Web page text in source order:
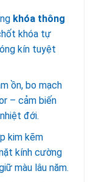
khóa thông
khóa tự
kín tuyệt
ồn, bo mạch
– cảm biến
đới.
kim kẽm
kính cường
màu lâu năm.